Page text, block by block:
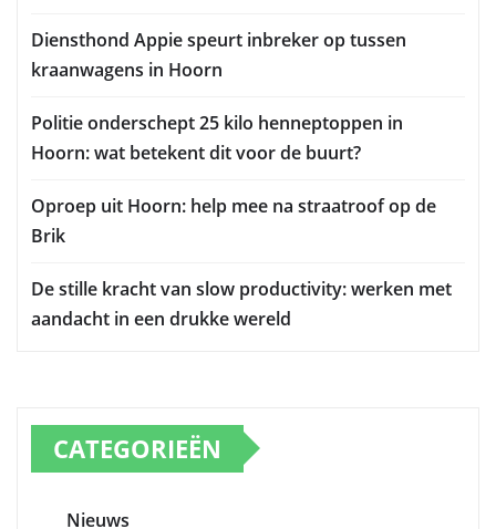
Diensthond Appie speurt inbreker op tussen
kraanwagens in Hoorn
Politie onderschept 25 kilo henneptoppen in
Hoorn: wat betekent dit voor de buurt?
Oproep uit Hoorn: help mee na straatroof op de
Brik
De stille kracht van slow productivity: werken met
aandacht in een drukke wereld
CATEGORIEËN
Nieuws